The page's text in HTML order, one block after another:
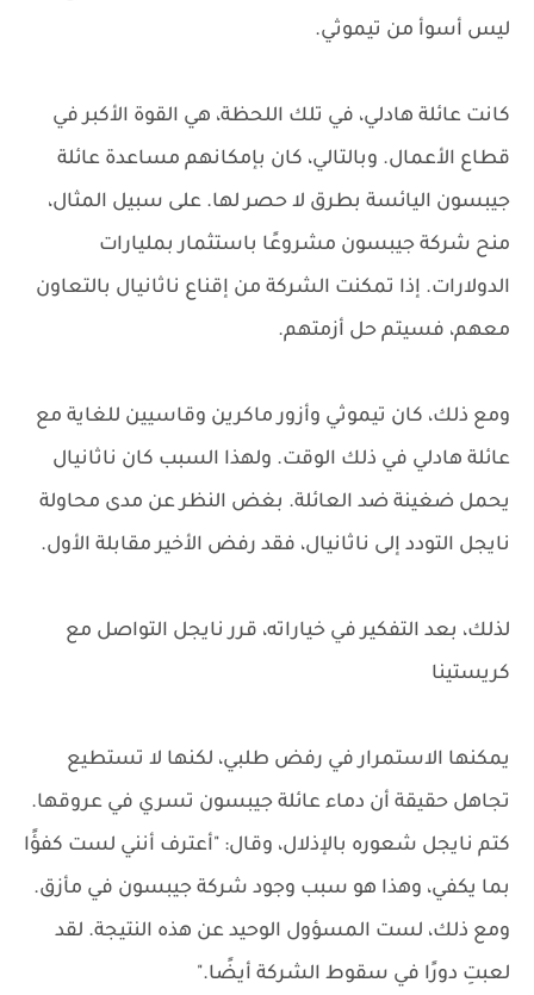
ليس أسوأ من تيموثي.
كانت عائلة هادلي، في تلك اللحظة، هي القوة الأكبر في
قطاع الأعمال. وبالتالي، كان بإمكانهم مساعدة عائلة
جيبسون اليائسة بطرق لا حصر لها. على سبيل المثال،
منح شركة جيبسون مشروعًا باستثمار بمليارات
الدولارات. إذا تمكنت الشركة من إقناع ناثانيال بالتعاون
معهم، فسيتم حل أزمتهم.
ومع ذلك، كان تيموثي وأزور ماكرين وقاسيين للغاية مع
عائلة هادلي في ذلك الوقت. ولهذا السبب كان ناثانيال
يحمل ضغينة ضد العائلة. بغض النظر عن مدى محاولة
نايجل التودد إلى ناثانيال، فقد رفض الأخير مقابلة الأول.
لذلك، بعد التفكير في خياراته، قرر نايجل التواصل مع
كريستينا
يمكنها الاستمرار في رفض طلبي، لكنها لا تستطيع
تجاهل حقيقة أن دماء عائلة جيبسون تسري في عروقها.
كتم نايجل شعوره بالإذلال، وقال: "أعترف أنني لست كفؤًا
بما يكفي، وهذا هو سبب وجود شركة جيبسون في مأزق.
ومع ذلك، لست المسؤول الوحيد عن هذه النتيجة. لقد
لعبتِ دورًا في سقوط الشركة أيضًا."